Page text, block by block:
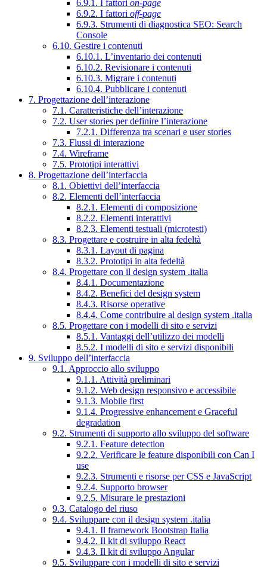
6.9.1. I fattori on-page
6.9.2. I fattori off-page
6.9.3. Strumenti di diagnostica SEO: Search
Console
6.10. Gestire i contenuti
6.10.1. L’inventario dei contenuti
6.10.2. Revisionare i contenuti
6.10.3. Migrare i contenuti
6.10.4. Pubblicare i contenuti
7. Progettazione dell’interazione
7.1. Caratteristiche dell’interazione
7.2. User stories per definire l’interazione
7.2.1. Differenza tra scenari e user stories
7.3. Flussi di interazione
7.4. Wireframe
7.5. Prototipi interattivi
8. Progettazione dell’interfaccia
8.1. Obiettivi dell’interfaccia
8.2. Elementi dell’interfaccia
8.2.1. Elementi di composizione
8.2.2. Elementi interattivi
8.2.3. Elementi testuali (microtesti)
8.3. Progettare e costruire in alta fedeltà
8.3.1. Layout di pagina
8.3.2. Prototipi in alta fedeltà
8.4. Progettare con il design system .italia
8.4.1. Documentazione
8.4.2. Benefici del design system
8.4.3. Risorse operative
8.4.4. Come contribuire al design system .italia
8.5. Progettare con i modelli di sito e servizi
8.5.1. Vantaggi dell’utilizzo dei modelli
8.5.2. I modelli di sito e servizi disponibili
9. Sviluppo dell’interfaccia
9.1. Approccio allo sviluppo
9.1.1. Attività preliminari
9.1.2. Web design responsivo e accessibile
9.1.3. Mobile first
9.1.4. Progressive enhancement e Graceful
degradation
9.2. Strumenti di supporto allo sviluppo del software
9.2.1. Feature detection
9.2.2. Verificare le feature disponibili con Can I
use
9.2.3. Strumenti e risorse per CSS e JavaScript
9.2.4. Supporto browser
9.2.5. Misurare le prestazioni
9.3. Catalogo del riuso
9.4. Sviluppare con il design system .italia
9.4.1. Il framework Bootstrap Italia
9.4.2. Il kit di sviluppo React
9.4.3. Il kit di sviluppo Angular
9.5. Sviluppare con i modelli di sito e servizi